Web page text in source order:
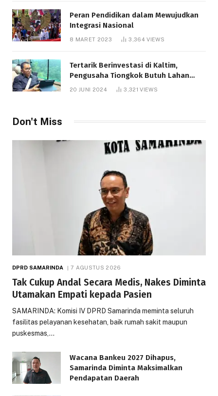
Peran Pendidikan dalam Mewujudkan
Integrasi Nasional
8 MARET 2023 3,364VIEWS
Tertarik Berinvestasi di Kaltim,
Pengusaha Tiongkok Butuh Lahan
1.000 Hektare
20 JUNI 2024 3,321VIEWS
Don't Miss
DPRD SAMARINDA 7 AGUSTUS 2026
Tak Cukup Andal Secara Medis, Nakes Diminta
Utamakan Empati kepada Pasien
SAMARINDA: Komisi IV DPRD Samarinda meminta seluruh
fasilitas pelayanan kesehatan, baik rumah sakit maupun
puskesmas,…
Wacana Bankeu 2027 Dihapus,
Samarinda Diminta Maksimalkan
Pendapatan Daerah